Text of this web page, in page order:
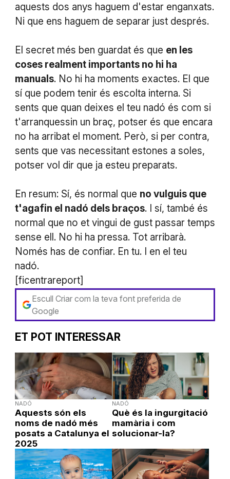
aquests dos anys haguem d'estar enganxats.
Ni que ens haguem de separar just després.
El secret més ben guardat és que en les
coses realment importants no hi ha
manuals. No hi ha moments exactes. El que
sí que podem tenir és escolta interna. Si
sents que quan deixes el teu nadó és com si
t'arranquessin un braç, potser és que encara
no ha arribat el moment. Però, si per contra,
sents que vas necessitant estones a soles,
potser vol dir que ja esteu preparats.
En resum: Sí, és normal que no vulguis que
t'agafin el nadó dels braços. I sí, també és
normal que no et vingui de gust passar temps
sense ell. No hi ha pressa. Tot arribarà.
Només has de confiar. En tu. I en el teu
nadó.
[ficentrareport]
Escull Criar com la teva font preferida de
Google
ET POT INTERESSAR
NADÓ
Aquests són els
noms de nadó més
posats a Catalunya el
2025
NADÓ
Què és la ingurgitació
mamària i com
solucionar-la?